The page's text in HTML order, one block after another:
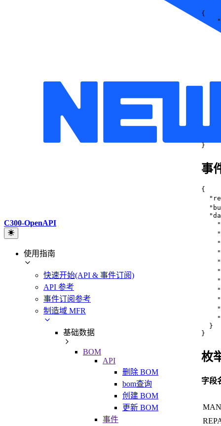
C300-OpenAPI
使用指南
快速开始(API & 事件订阅)
API 参考
事件订阅参考
制造域 MFR
基础数据
BOM
API
删除 BOM
bom查询
创建 BOM
更新 BOM
事件
{
}
事
{
}
}
枚
字段